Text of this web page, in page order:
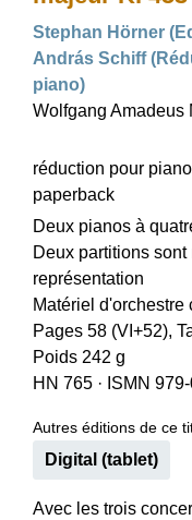
Stephan Hörner
András Schiff
piano)
Wolfgang Amadeus
réduction pour
paperback
Deux pianos à
Deux partitions
représentation
Matériel d'orchestre
Pages 58 (VI+52),
Poids 242 g
HN 765 · ISMN
Autres éditions de ce
Digital (tablet)
Avec les trois